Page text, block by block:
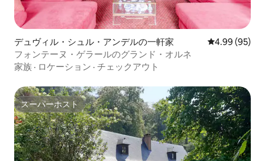
デュヴィル・シュル・アンデルの一軒家 レビュー95
4.99 (95)
フォンテーヌ・ゲラールのグランド・オルネ
家族 · ロケーション · チェックアウト
スーパーホスト
スーパーホスト